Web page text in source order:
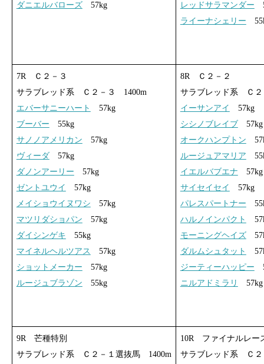
ダニエルバローズ57kg
レッドサラマンダー
ライーナシェリー
7R Ｃ２－３
サラブレッド系 Ｃ２－３ 1400m
エバーサニーハート
57kg
ブーバー 55kg
サノノアメリカン 57kg
ヴィーダ57kg
ダノンアーリー 57kg
ゼントユウイ
57kg
メイショウイヌワシ 57kg
マツリダショパン 57kg
ダイシンゲキ 55kg
マイネルヘルツアス
57kg
ショットメーカー 57kg
ルージュブラゾン 55kg
8R Ｃ２－２
サラブレッド系 Ｃ
イーサンアイ
57kg
シシノブレイブ 57kg
オークハンプトン
ルージュアマリア
イエルバブエナ 57kg
サイセイセイ
57kg
パレスパートナー
ハルノインパクト
モーニングヘイズ
ダルムシュタット
ジーティーハッピー
ニルアドミラリ
57kg
9R 芒種特別
サラブレッド系 Ｃ２－１選抜馬 1400m
10R ファイナルレー
サラブレッド系 Ｃ